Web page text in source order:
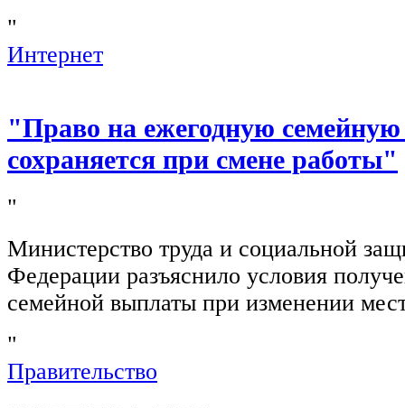
"
Интернет
"Право на ежегодную
сохраняется при смене работы"
"
Министерство труда и социальной
Федерации разъяснило условия
семейной выплаты при изменении
"
Правительство